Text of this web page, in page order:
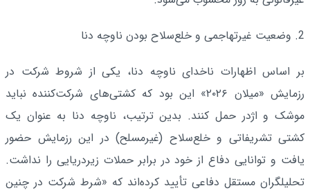
2. وضعیت غیرتهاجمی و خلع‌سلاح بودن ناوچه دنا
بر اساس اظهارات ناخدای ناوچه دنا، یکی از شروط شرکت در
رزمایش «میلان ۲۰۲۶» این بود که کشتی‌های شرکت‌کننده نباید
موشک و اژدر حمل کنند. بدین ترتیب، ناوچه دنا به عنوان یک
کشتی تشریفاتی و خلع‌سلاح (غیرمسلح) در این رزمایش حضور
یافت و توانایی دفاع از خود در برابر حملات زیردریایی را نداشت.
تحلیلگران مستقل دفاعی تأیید کرده‌اند که «شرط شرکت در چنین